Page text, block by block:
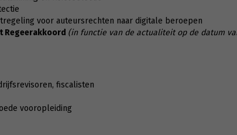
voor auteursrechten naar digitale beroepen
Regeerakkoord (in functie van de actualiteit op de datum
fiscalisten
vooropleiding